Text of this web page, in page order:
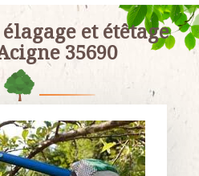
et étêtage
35690